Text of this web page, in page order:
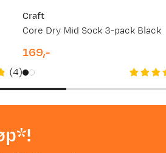
(4)
Craft
Core Dry Mid Sock 3-pack Black
169,-